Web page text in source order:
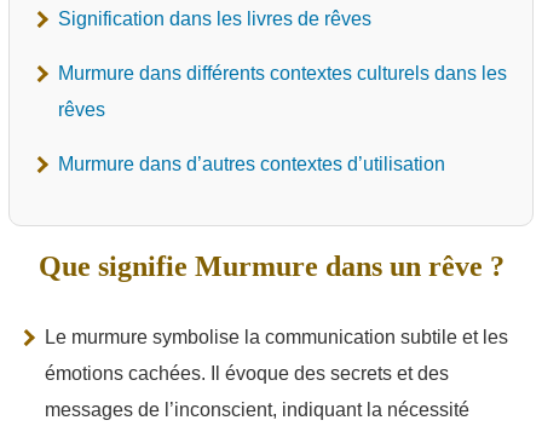
Signification dans les livres de rêves
Murmure dans différents contextes culturels dans les
rêves
Murmure dans d’autres contextes d’utilisation
Que signifie Murmure dans un rêve ?
Le murmure symbolise la communication subtile et les
émotions cachées. Il évoque des secrets et des
messages de l’inconscient, indiquant la nécessité